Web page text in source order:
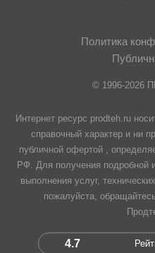
Политика
© 1996-2026
Интернет ресурс prodteh.ru
справочный характер и ни
публичной офертой ,
РФ. Для получения подробной
выполнения услуг,
пожалуйста,
4.7